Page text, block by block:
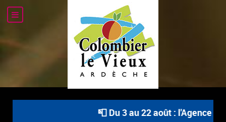
📮 Du 3 au 22 août : l'Agence